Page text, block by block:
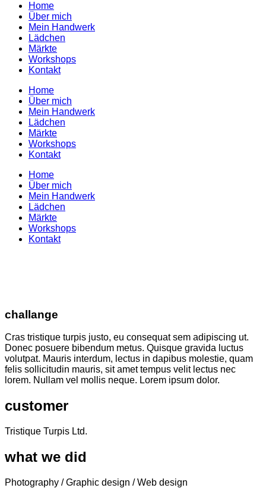
Home
Über mich
Mein Handwerk
Lädchen
Märkte
Workshops
Kontakt
Home
Über mich
Mein Handwerk
Lädchen
Märkte
Workshops
Kontakt
Home
Über mich
Mein Handwerk
Lädchen
Märkte
Workshops
Kontakt
challange
Cras tris­tique tur­pis jus­to, eu con­se­quat sem adi­pi­scing ut.
Donec posue­re biben­dum metus. Quis­que gra­vi­da luc­tus
volut­pat. Mau­ris inter­dum, lec­tus in dapi­bus moles­tie, quam
felis sol­li­ci­tu­din mau­ris, sit amet tem­pus velit lec­tus nec
lorem. Null­am vel mol­lis neque. Lorem ipsum dolor.
customer
Tris­tique Tur­pis Ltd.
what we did
Pho­to­gra­phy / Gra­phic design / Web design